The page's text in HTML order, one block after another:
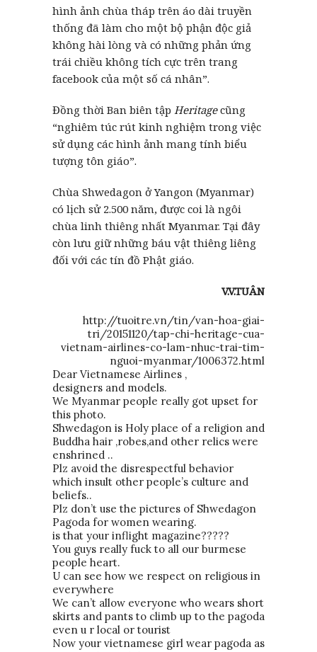
hình ảnh chùa tháp trên áo dài truyền
thống đã làm cho một bộ phận độc giả
không hài lòng và có những phản ứng
trái chiều không tích cực trên trang
facebook của một số cá nhân”.
Đồng thời Ban biên tập Heritagecũng
“nghiêm túc rút kinh nghiệm trong việc
sử dụng các hình ảnh mang tính biểu
tượng tôn giáo”.
Chùa Shwedagon ở Yangon (Myanmar)
có lịch sử 2.500 năm, được coi là ngôi
chùa linh thiêng nhất Myanmar. Tại đây
còn lưu giữ những báu vật thiêng liêng
đối với các tín đồ Phật giáo.
V.V.TUÂN
http://tuoitre.vn/tin/van-hoa-giai-
tri/20151120/tap-chi-heritage-cua-
vietnam-airlines-co-lam-nhuc-trai-tim-
nguoi-myanmar/1006372.html
Dear Vietnamese Airlines ,
designers and models.
We Myanmar people really got upset for
this photo.
Shwedagon is Holy place of a religion and
Buddha hair ,robes,and other relics were
enshrined ..
Plz avoid the disrespectful behavior
which insult other people’s culture and
beliefs..
Plz don’t use the pictures of Shwedagon
Pagoda for women wearing.
is that your inflight magazine?????
You guys really fuck to all our burmese
people heart.
U can see how we respect on religious in
everywhere
We can’t allow everyone who wears short
skirts and pants to climb up to the pagoda
even u r local or tourist
Now your vietnamese girl wear pagoda as